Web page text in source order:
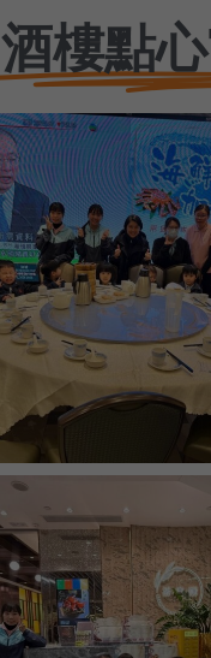
酒樓點